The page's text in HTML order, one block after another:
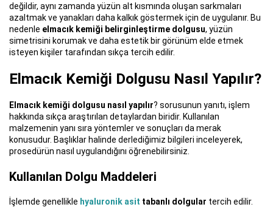
değildir, aynı zamanda yüzün alt kısmında oluşan sarkmaları
azaltmak ve yanakları daha kalkık göstermek için de uygulanır. Bu
nedenle elmacık kemiği belirginleştirme dolgusu, yüzün
simetrisini korumak ve daha estetik bir görünüm elde etmek
isteyen kişiler tarafından sıkça tercih edilir.
Elmacık Kemiği Dolgusu Nasıl Yapılır?
Elmacık kemiği dolgusu nasıl yapılır? sorusunun yanıtı, işlem
hakkında sıkça araştırılan detaylardan biridir. Kullanılan
malzemenin yanı sıra yöntemler ve sonuçları da merak
konusudur. Başlıklar halinde derlediğimiz bilgileri inceleyerek,
prosedürün nasıl uygulandığını öğrenebilirsiniz.
Kullanılan Dolgu Maddeleri
İşlemde genellikle hyaluronik asit tabanlı dolgular tercih edilir.